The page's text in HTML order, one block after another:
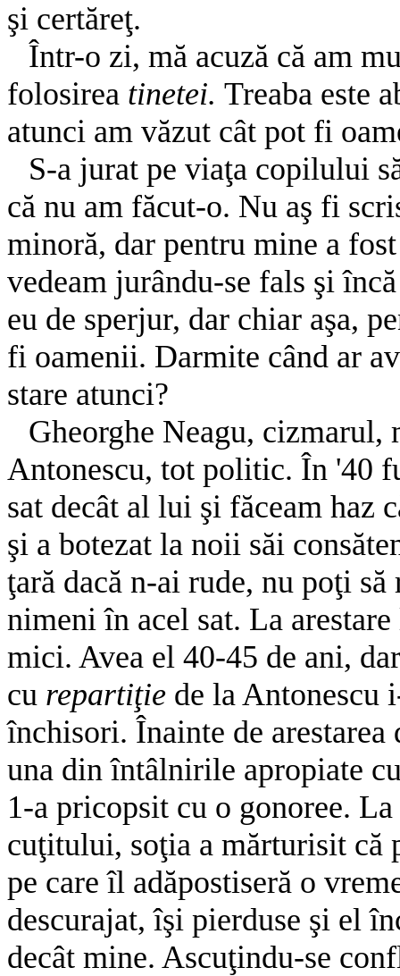
şi certăreţ.
Într-o zi, mă acuză că am
folosirea tinetei. Treaba este
atunci am văzut cât pot fi
S-a jurat pe viaţa copilului
că nu am făcut-o. Nu aş fi
minoră, dar pentru mine a
vedeam jurându-se fals şi
eu de sperjur, dar chiar aşa,
fi oamenii. Darmite când ar
stare atunci?
Gheorghe Neagu,
Antonescu, tot politic. În '40
sat decât al lui şi făceam haz
şi a botezat la noii săi
ţară dacă n-ai rude, nu poţi
nimeni în acel sat. La
mici. Avea el 40-45 de ani,
cu repartiţie de la Antonescu
închisori. Înainte de
una din întâlnirile apropiate
1-a pricopsit cu o gonoree.
cuţitului, soţia a mărturisit că
pe care îl adăpostiseră o
descurajat, îşi pierduse şi el
decât mine. Ascuţindu-se